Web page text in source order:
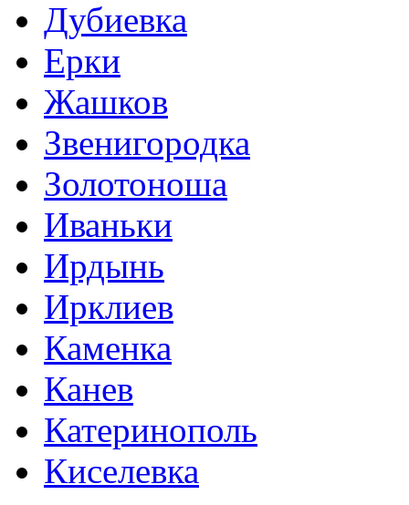
Дубиевка
Ерки
Жашков
Звенигородка
Золотоноша
Иваньки
Ирдынь
Ирклиев
Каменка
Канев
Катеринополь
Киселевка